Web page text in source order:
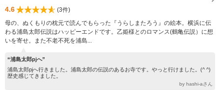
4.6
(3件)
母の、ぬくもりの枕元で読んでもらった『うらしまたろう』の絵本。横浜に伝
わる浦島太郎伝説はハッピーエンドです。乙姫様とのロマンス(鶴亀伝説）に想
いを寄せ。また不老不死を浦島...
“浦島太郎pjへ”
浦島太郎pjへ行きました。浦島太郎の伝説のあるお寺です。やっと行けました。(^ ^)
歴史感じてきました。
by hashi-aさん